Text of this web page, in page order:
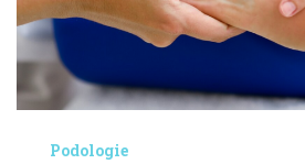
Podologie